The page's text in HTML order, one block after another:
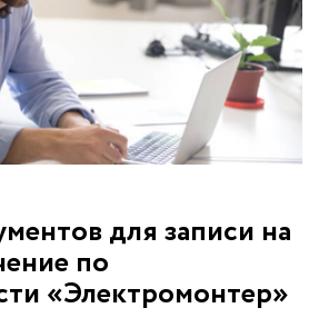
для записи на
по
«Электромонтер»